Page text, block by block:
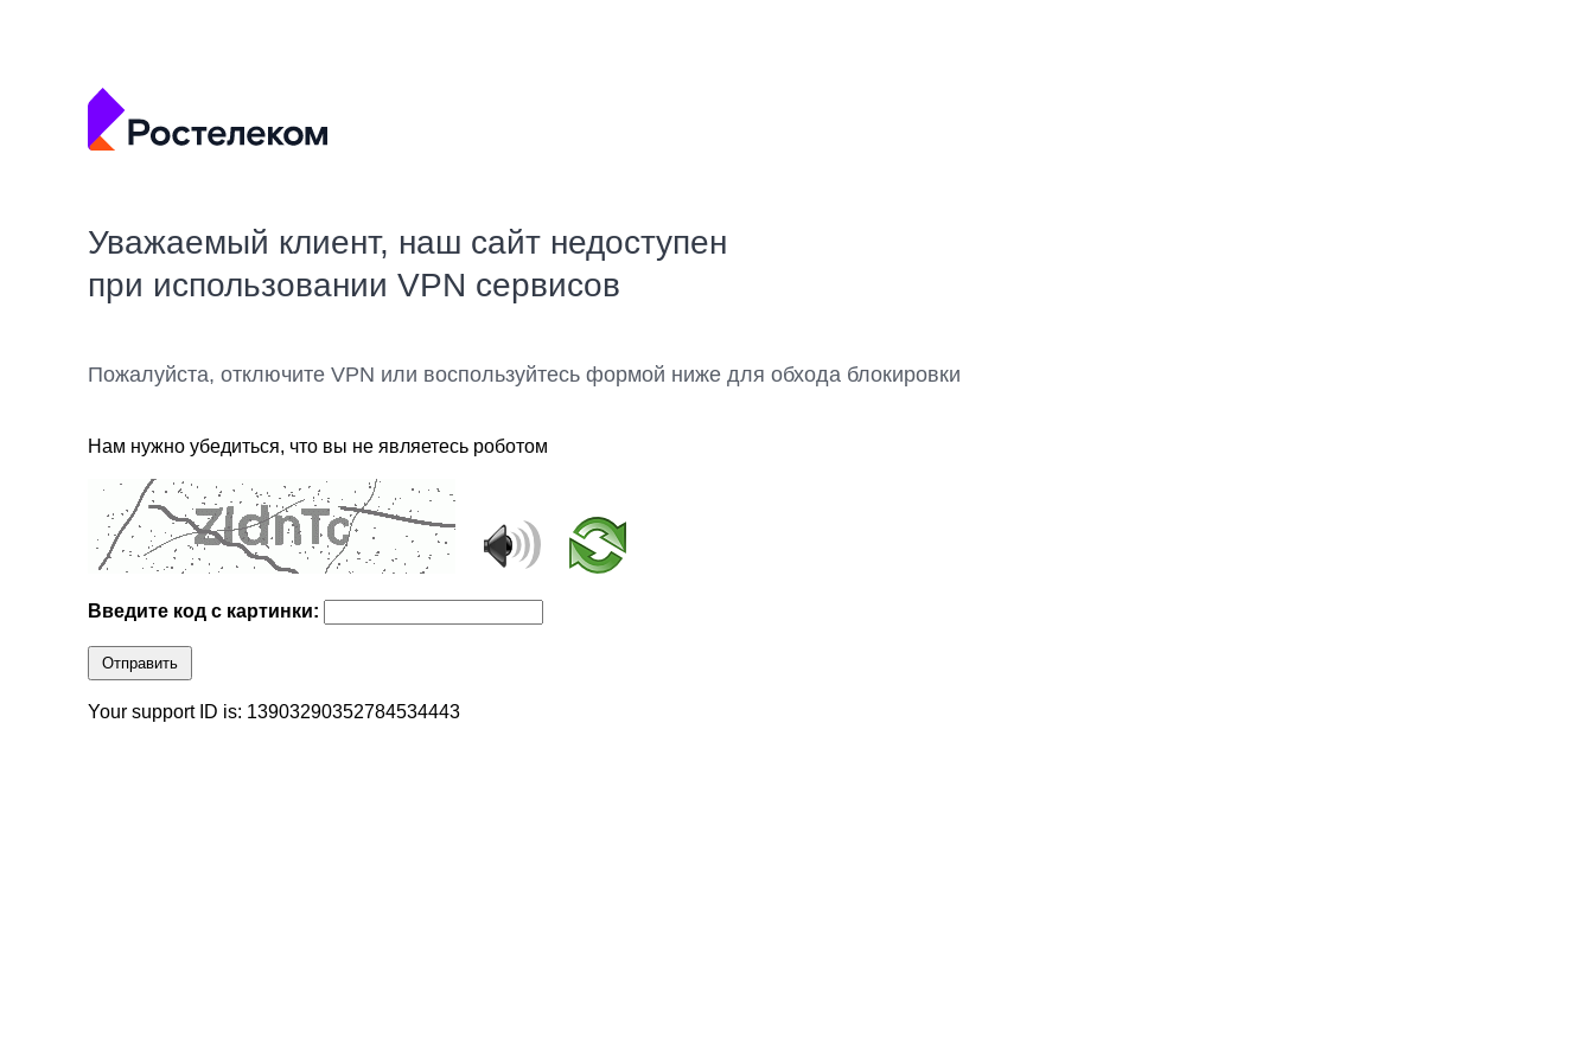
Уважаемый клиент, наш сайт недоступен
при использовании VPN сервисов
Пожалуйста, отключите VPN или воспользуйтесь формой ниже для обхода блокировки
Нам нужно убедиться, что вы не являетесь роботом
Введите код с картинки:
Отправить
Your support ID is: 13903290352784534443